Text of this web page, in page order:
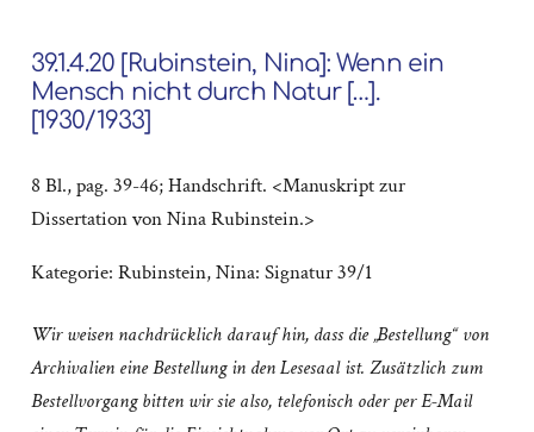
39.1.4.20 [Rubinstein, Nina]: Wenn ein
Mensch nicht durch Natur […].
[1930/1933]
8 Bl., pag. 39-46; Handschrift. <Manuskript zur
Dissertation von Nina Rubinstein.>
Kategorie: Rubinstein, Nina: Signatur 39/1
Wir weisen nachdrücklich darauf hin, dass die „Bestellung“ von
Archivalien eine Bestellung in den Lesesaal ist. Zusätzlich zum
Bestellvorgang bitten wir sie also, telefonisch oder per E-Mail